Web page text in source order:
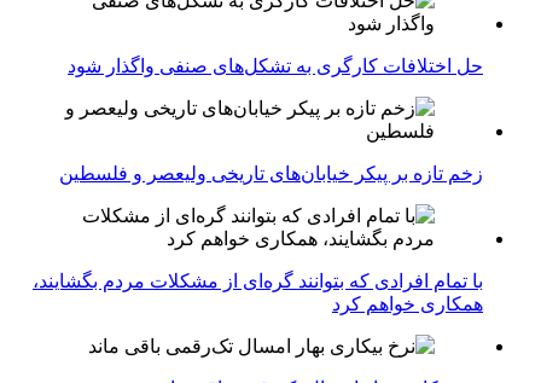
حل اختلافات کارگری به تشکل‌های صنفی واگذار شود
زخم تازه بر پیکر خیابان‌های تاریخی ولیعصر و فلسطین
با تمام افرادی که بتوانند گره‌ای از مشکلات مردم بگشایند،
همکاری خواهم کرد